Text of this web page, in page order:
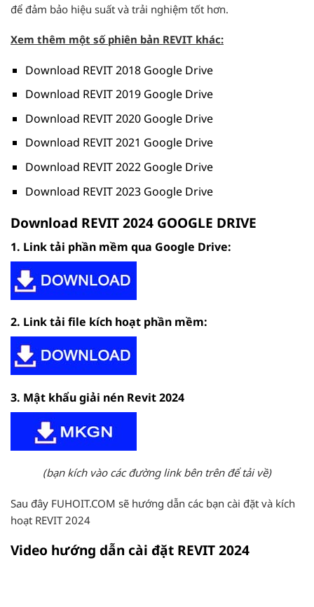
để đảm bảo hiệu suất và trải nghiệm tốt hơn.
Xem thêm một số phiên bản REVIT khác:
Download REVIT 2018 Google Drive
Download REVIT 2019 Google Drive
Download REVIT 2020 Google Drive
Download REVIT 2021 Google Drive
Download REVIT 2022 Google Drive
Download REVIT 2023 Google Drive
Download REVIT 2024 GOOGLE DRIVE
1. Link tải phần mềm qua Google Drive:
2. Link tải file kích hoạt phần mềm:
3. Mật khẩu giải nén Revit 2024
(bạn kích vào các đường link bên trên để tải về)
Sau đây FUHOIT.COM sẽ hướng dẫn các bạn cài đặt và kích
hoạt REVIT 2024
Video hướng dẫn cài đặt REVIT 2024